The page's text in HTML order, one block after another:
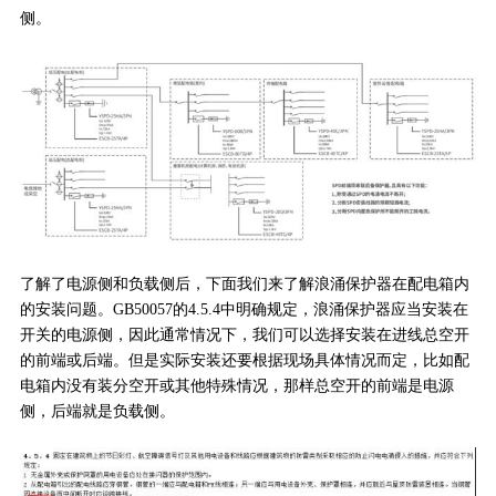
侧。
了解了电源侧和负载侧后，下面我们来了解浪涌保护器在配电箱内
的安装问题。GB50057的4.5.4中明确规定，浪涌保护器应当安装在
开关的电源侧，因此通常情况下，我们可以选择安装在进线总空开
的前端或后端。但是实际安装还要根据现场具体情况而定，比如配
电箱内没有装分空开或其他特殊情况，那样总空开的前端是电源
侧，后端就是负载侧。